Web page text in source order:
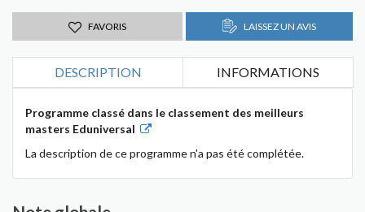
FAVORIS LAISSEZ UN AVIS
DESCRIPTION INFORMATIONS
Programme classé dans le classement des meilleurs
masters Eduniversal
La description de ce programme n'a pas été complétée.